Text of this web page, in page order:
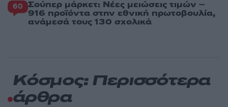
60 Σούπερ μάρκετ: Νέες μειώσεις τιμών –
916 προϊόντα στην εθνική πρωτοβουλία,
ανάμεσά τους 130 σχολικά
Κόσμος: Περισσότερα
άρθρα